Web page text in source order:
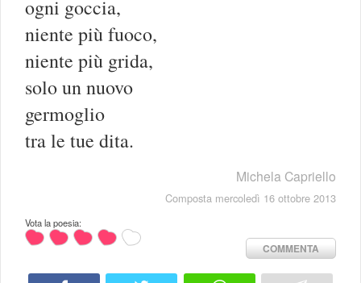
ogni goccia,
niente più fuoco,
niente più grida,
solo un nuovo
germoglio
tra le tue dita.
Michela Capriello
Composta mercoledì 16 ottobre 2013
Vota la poesia:
COMMENTA